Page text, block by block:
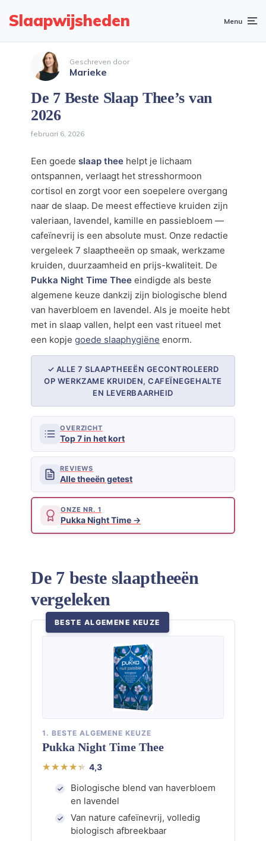
Slaapwijsheden Menu
Geschreven door
Marieke
De 7 Beste Slaap Thee’s van
2026
februari 6, 2026
Een goede slaap thee helpt je lichaam
ontspannen, verlaagt het stresshormoon
cortisol en zorgt voor een soepelere overgang
naar de slaap. De meest effectieve kruiden zijn
valeriaan, lavendel, kamille en passiebloem —
cafeïnevrij is een absolute must. Onze redactie
vergeleek 7 slaaptheeën op smaak, werkzame
kruiden, duurzaamheid en prijs-kwaliteit. De
Pukka Night Time Thee eindigde als beste
algemene keuze dankzij zijn biologische blend
van haverbloem en lavendel. Als je moeite hebt
met in slaap vallen, helpt een vast ritueel met
een kopje goede slaaphygiëne enorm.
✓ ALLE 7 SLAAPTHEEËN GECONTROLEERD
OP WERKZAME KRUIDEN, CAFEÏNEGEHALTE
EN LEVERBAARHEID
OVERZICHT
Top 7 in het kort
REVIEWS
Alle theeën getest
ONZE NR. 1
Pukka Night Time
De 7 beste slaaptheeën
vergeleken
BESTE ALGEMENE KEUZE
1. BESTE ALGEMENE KEUZE
Pukka Night Time Thee
4,3
Biologische blend van haverbloem
en lavendel
Van nature cafeïnevrij, volledig
biologisch afbreekbaar